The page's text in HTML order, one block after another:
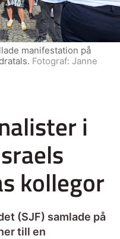
i
kollegor
(SJF) samlade på
till en
manifestation på
Fotograf: Janne